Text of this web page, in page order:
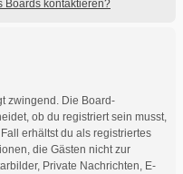
Boards kontaktieren?
zwingend. Die Board-
ob du registriert sein musst,
erhältst du als registriertes
die Gästen nicht zur
Private Nachrichten, E-